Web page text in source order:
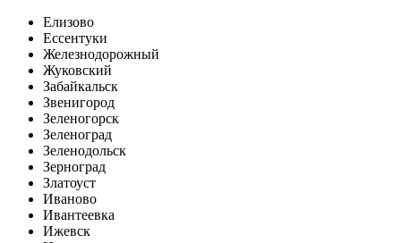
Елизово
Ессентуки
Железнодорожный
Жуковский
Забайкальск
Звенигород
Зеленогорск
Зеленоград
Зеленодольск
Зерноград
Златоуст
Иваново
Ивантеевка
Ижевск